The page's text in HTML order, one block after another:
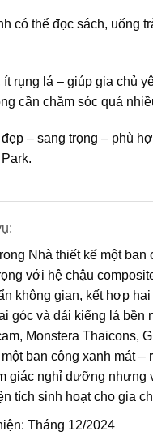
có thể đọc sách, uống
rụng lá – giúp gia chủ
cần chăm sóc quá
– sang trọng – phù
Nhà thiết kế một ban
với hệ chậu
không gian, kết hợp
góc và dải kiểng lá bền
Monstera Thaicons,
ban công xanh mát –
giác nghỉ dưỡng nhưng
tích sinh hoạt cho gia
Tháng 12/2024